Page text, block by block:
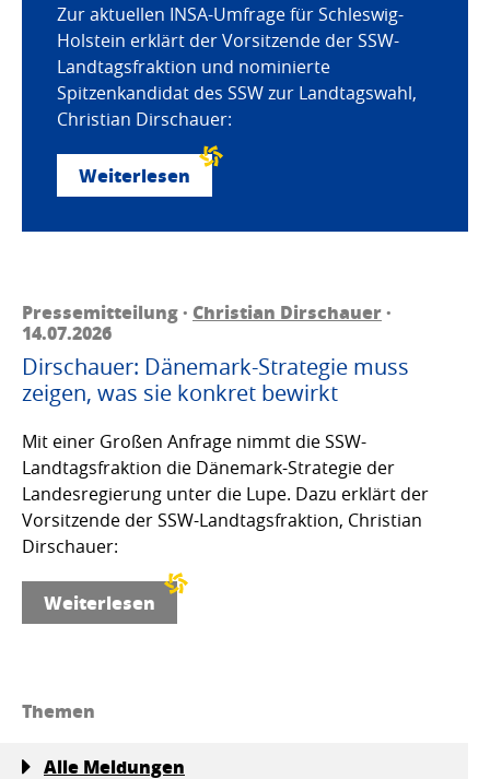
Zur aktuellen INSA-Umfrage für Schleswig-
Holstein erklärt der Vorsitzende der SSW-
Landtagsfraktion und nominierte
Spitzenkandidat des SSW zur Landtagswahl,
Christian Dirschauer:
Weiterlesen
Pressemitteilung · Christian Dirschauer·
14.07.2026
Dirschauer: Dänemark-Strategie muss
zeigen, was sie konkret bewirkt
Mit einer Großen Anfrage nimmt die SSW-
Landtagsfraktion die Dänemark-Strategie der
Landesregierung unter die Lupe. Dazu erklärt der
Vorsitzende der SSW-Landtagsfraktion, Christian
Dirschauer:
Weiterlesen
Themen
Alle Meldungen